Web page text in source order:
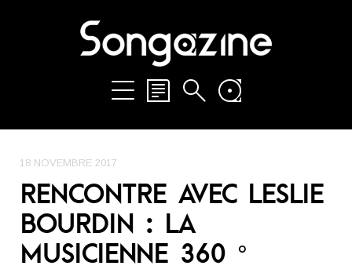
18 NOVEMBRE 2017
RENCONTRE AVEC LESLIE
BOURDIN : LA
MUSICIENNE 360 °